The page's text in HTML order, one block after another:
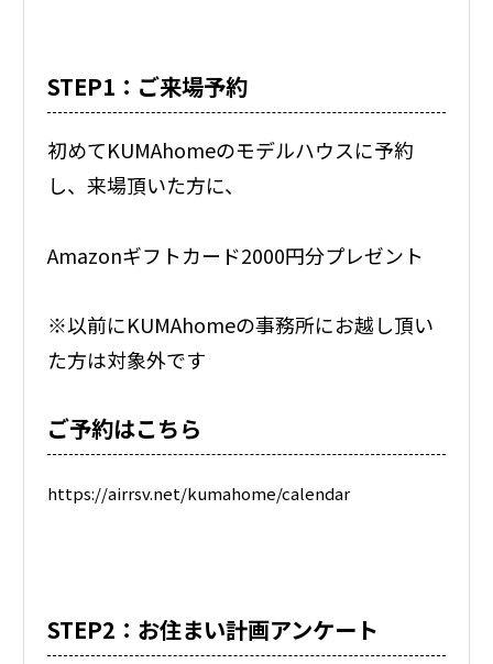
STEP1：ご来場予約
初めてKUMAhomeのモデルハウスに予約
し、来場頂いた方に、
Amazonギフトカード2000円分プレゼント
※以前にKUMAhomeの事務所にお越し頂い
た方は対象外です
ご予約はこちら
https://airrsv.net/kumahome/calendar
STEP2：お住まい計画アンケート